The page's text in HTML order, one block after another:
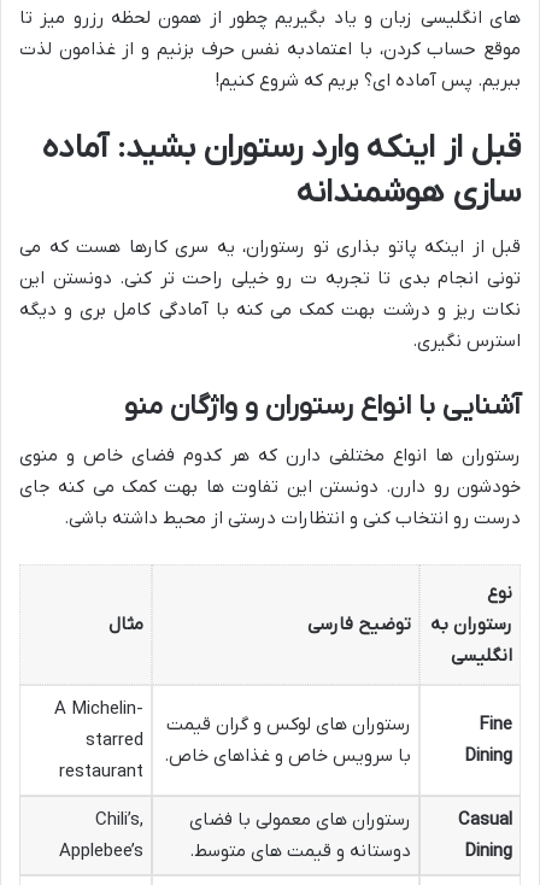
های انگلیسی زبان و یاد بگیریم چطور از همون لحظه رزرو میز تا
موقع حساب کردن، با اعتمادبه نفس حرف بزنیم و از غذامون لذت
ببریم. پس آماده ای؟ بریم که شروع کنیم!
قبل از اینکه وارد رستوران بشید: آماده
سازی هوشمندانه
قبل از اینکه پاتو بذاری تو رستوران، یه سری کارها هست که می
تونی انجام بدی تا تجربه ت رو خیلی راحت تر کنی. دونستن این
نکات ریز و درشت بهت کمک می کنه با آمادگی کامل بری و دیگه
استرس نگیری.
آشنایی با انواع رستوران و واژگان منو
رستوران ها انواع مختلفی دارن که هر کدوم فضای خاص و منوی
خودشون رو دارن. دونستن این تفاوت ها بهت کمک می کنه جای
درست رو انتخاب کنی و انتظارات درستی از محیط داشته باشی.
نوع
رستوران به
انگلیسی
توضیح فارسی مثال
Fine
Dining
رستوران های لوکس و گران قیمت
با سرویس خاص و غذاهای خاص.
A Michelin-
starred
restaurant
Casual
Dining
رستوران های معمولی با فضای
دوستانه و قیمت های متوسط.
Chili’s,
Applebee’s